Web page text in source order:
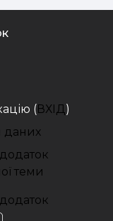
(ВХІД )
даних
теми